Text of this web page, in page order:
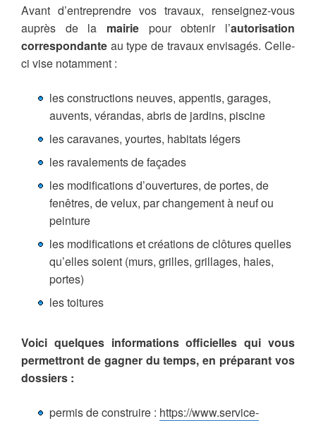
Avant d’entreprendre vos travaux, renseignez-vous
auprès de la mairie pour obtenir l’autorisation
correspondante au type de travaux envisagés. Celle-
ci vise notamment :
les constructions neuves, appentis, garages,
auvents, vérandas, abris de jardins, piscine
les caravanes, yourtes, habitats légers
les ravalements de façades
les modifications d’ouvertures, de portes, de
fenêtres, de velux, par changement à neuf ou
peinture
les modifications et créations de clôtures quelles
qu’elles soient (murs, grilles, grillages, haies,
portes)
les toitures
Voici quelques informations officielles qui vous
permettront de gagner du temps, en préparant vos
dossiers :
permis de construire : https://www.service-